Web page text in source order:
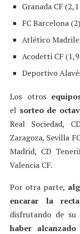
Granada CF
FC Barcelona (2)
Atlético
Acodetti CF
Deportivo
Los otros
el sorteo de
Real Sociedad,
Zaragoza, Sevilla
Madrid, CD
Valencia CF.
Por otra parte,
encarar la
disfrutando de
haber